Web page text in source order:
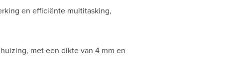
en efficiënte multitasking,
met een dikte van 4 mm en